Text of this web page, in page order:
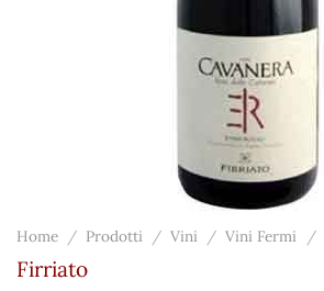
Home / Prodotti / Vini / Vini Fermi /
Firriato